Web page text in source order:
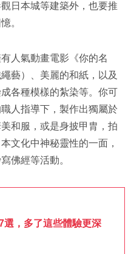
日本城等建築外，也要推
。
人氣動畫電影《你的名
藝）、美麗的和紙，以及
各種模樣的紮染等。你可
人指導下，製作出獨屬於
和服，或是身披甲胄，拍
文化中神秘靈性的一面，
佛經等活動。
選，多了這些體驗更深